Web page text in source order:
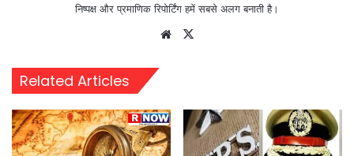
निष्पक्ष और प्रमाणिक रिपोर्टिंग हमें सबसे अलग बनाती है।
Website
Related Articles